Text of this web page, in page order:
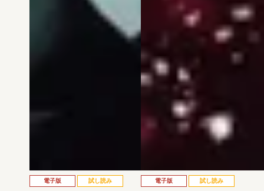
電子版 試し読み 電子版 試し読み